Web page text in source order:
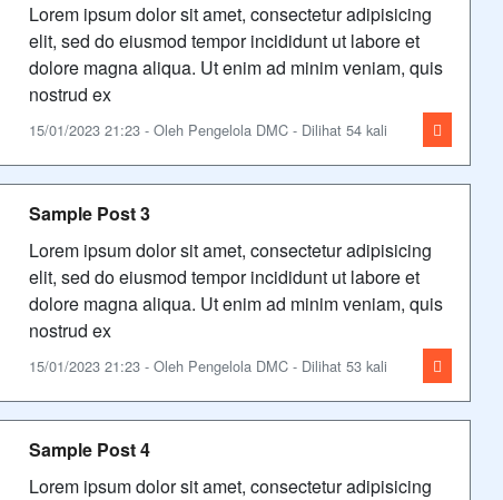
Lorem ipsum dolor sit amet, consectetur adipisicing
elit, sed do eiusmod tempor incididunt ut labore et
dolore magna aliqua. Ut enim ad minim veniam, quis
nostrud ex
15/01/2023 21:23 - Oleh Pengelola DMC - Dilihat 54 kali
Sample Post 3
Lorem ipsum dolor sit amet, consectetur adipisicing
elit, sed do eiusmod tempor incididunt ut labore et
dolore magna aliqua. Ut enim ad minim veniam, quis
nostrud ex
15/01/2023 21:23 - Oleh Pengelola DMC - Dilihat 53 kali
Sample Post 4
Lorem ipsum dolor sit amet, consectetur adipisicing